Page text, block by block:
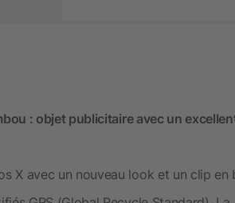
: objet publicitaire avec un
X avec un nouveau look et un clip en